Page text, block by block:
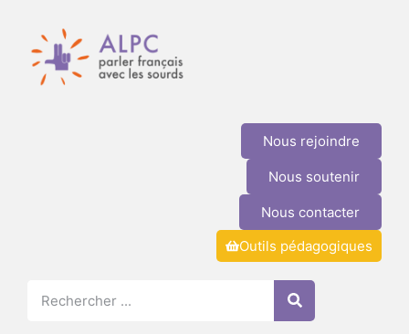
Nous rejoindre
Nous soutenir
Nous contacter
Outils pédagogiques